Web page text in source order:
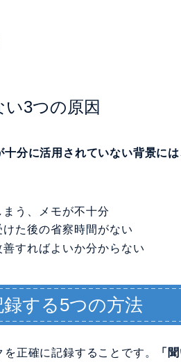
3つの原因
分に活用されていない背景には
まう、メモが不十分
けた後の省察時間がない
善すればよいか分からない
する5つの方法
正確に記録することです。 「